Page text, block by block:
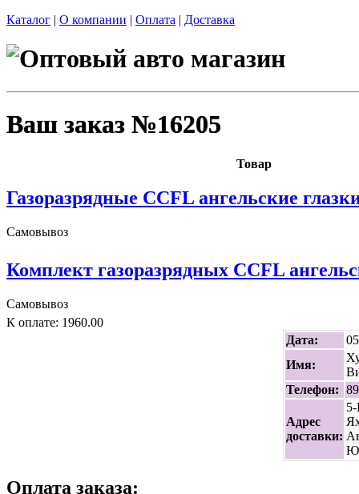
Каталог | О компании | Оплата | Доставка
Ваш заказ №16205
Товар
К оплате: 1960.00
Газоразрядные CCFL ангельские
Самовывоз
Комплект газоразрядных CCFL
Самовывоз
Дата:
Имя:
Телефон:
Адрес
доставки:
Оплата заказа: